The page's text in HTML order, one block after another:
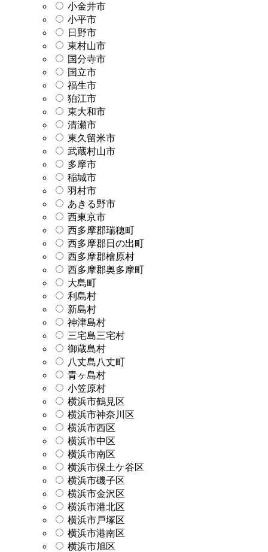
小金井市
小平市
日野市
東村山市
国分寺市
国立市
福生市
狛江市
東大和市
清瀬市
東久留米市
武蔵村山市
多摩市
稲城市
羽村市
あきる野市
西東京市
西多摩郡瑞穂町
西多摩郡日の出町
西多摩郡檜原村
西多摩郡奥多摩町
大島町
利島村
新島村
神津島村
三宅島三宅村
御蔵島村
八丈島八丈町
青ヶ島村
小笠原村
横浜市鶴見区
横浜市神奈川区
横浜市西区
横浜市中区
横浜市南区
横浜市保土ケ谷区
横浜市磯子区
横浜市金沢区
横浜市港北区
横浜市戸塚区
横浜市港南区
横浜市旭区